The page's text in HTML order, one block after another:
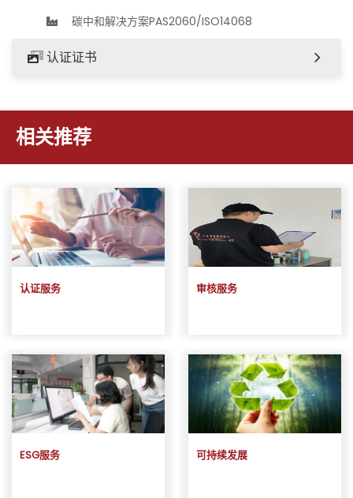
碳中和解决方案PAS2060/ISO14068
认证证书
相关推荐
认证服务 审核服务
ESG服务 可持续发展